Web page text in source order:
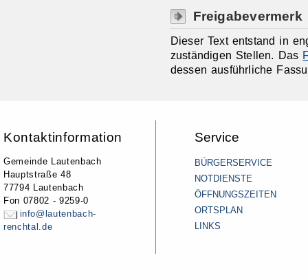
Freigabevermerk
Dieser Text entstand in
zuständigen Stellen. Das
dessen ausführliche
Kontaktinformation
Gemeinde Lautenbach
Hauptstraße 48
77794 Lautenbach
Fon 07802 - 9259-0
info@lautenbach-
renchtal.de
Service
BÜRGERSERVICE
NOTDIENSTE
ÖFFNUNGSZEITEN
ORTSPLAN
LINKS